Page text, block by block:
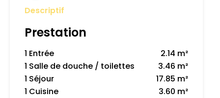
Descriptif
Prestation
1 Entrée
2.14 m²
1 Salle de douche / toilettes
3.46 m²
1 Séjour
17.85 m²
1 Cuisine
3.60 m²